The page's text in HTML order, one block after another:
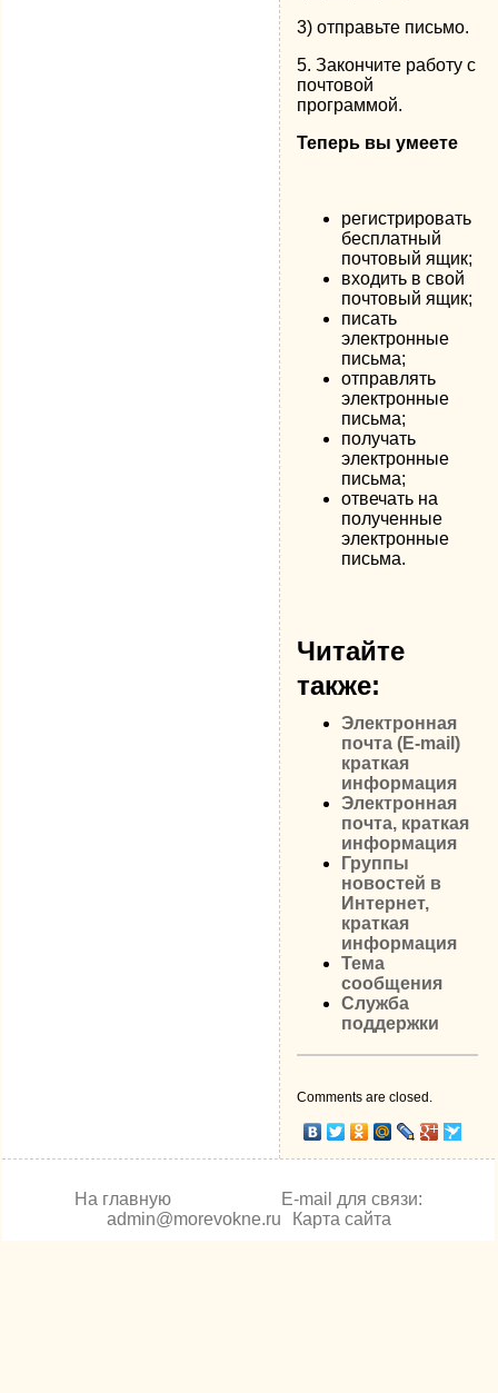
3) отправьте письмо.
5. Закончите работу с
почтовой
программой.
Теперь вы умеете
регистрировать
бесплатный
почтовый ящик;
входить в свой
почтовый ящик;
писать
электронные
письма;
отправлять
электронные
письма;
получать
электронные
письма;
отвечать на
полученные
электронные
письма.
Читайте
также:
Электронная
почта (E-mail)
краткая
информация
Электронная
почта, краткая
информация
Группы
новостей в
Интернет,
краткая
информация
Тема
сообщения
Служба
поддержки
Comments are closed.
На главную
E-mail для связи:
admin@morevokne.ru
Карта сайта